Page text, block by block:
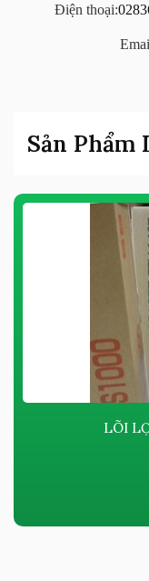
Điện thoại:
Sản Phẩm
LÕI